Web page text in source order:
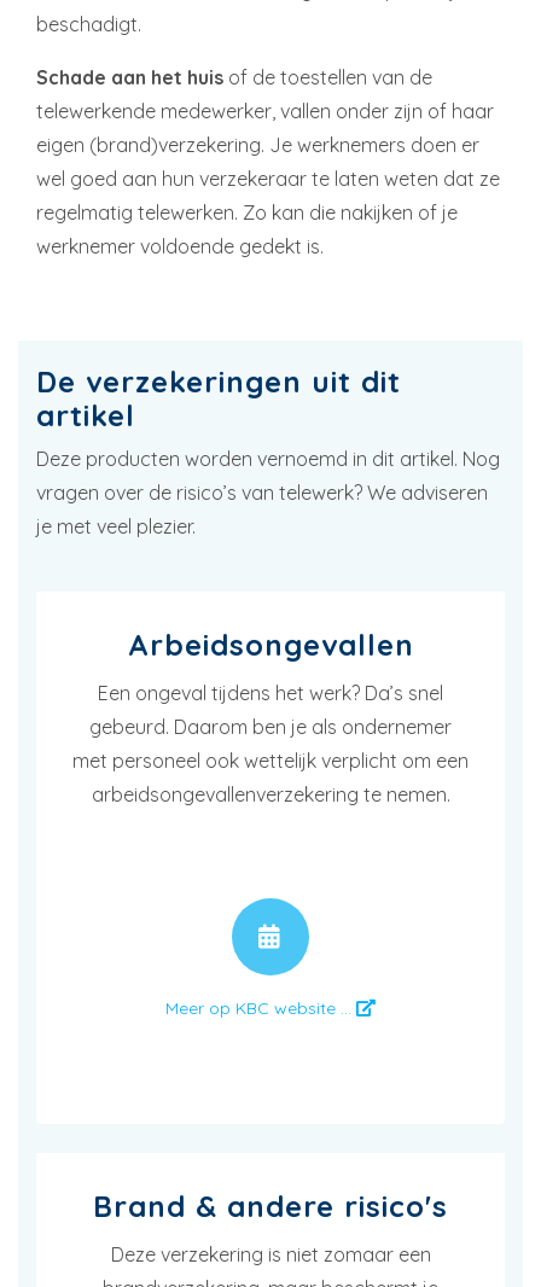
beschadigt.
Schade aan het huis of de toestellen van de
telewerkende medewerker, vallen onder zijn of haar
eigen (brand)verzekering. Je werknemers doen er
wel goed aan hun verzekeraar te laten weten dat ze
regelmatig telewerken. Zo kan die nakijken of je
werknemer voldoende gedekt is.
De verzekeringen uit dit
artikel
Deze producten worden vernoemd in dit artikel. Nog
vragen over de risico’s van telewerk? We adviseren
je met veel plezier.
Arbeidsongevallen
Een ongeval tijdens het werk? Da’s snel
gebeurd. Daarom ben je als ondernemer
met personeel ook wettelijk verplicht om een
arbeidsongevallenverzekering te nemen.
Meer op KBC website ...
Brand & andere risico's
Deze verzekering is niet zomaar een